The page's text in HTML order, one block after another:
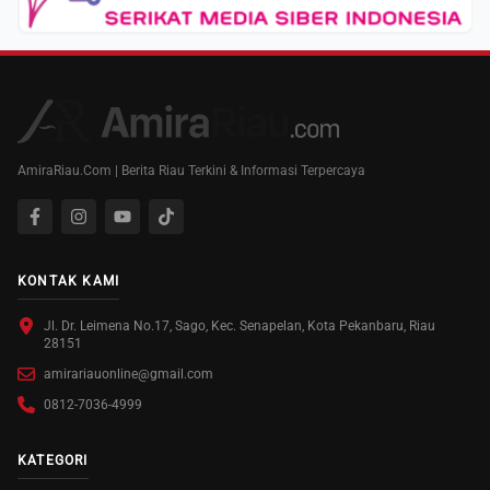
AmiraRiau.Com | Berita Riau Terkini & Informasi Terpercaya
KONTAK KAMI
Jl. Dr. Leimena No.17, Sago, Kec. Senapelan, Kota Pekanbaru, Riau
28151
amirariauonline@gmail.com
0812-7036-4999
KATEGORI